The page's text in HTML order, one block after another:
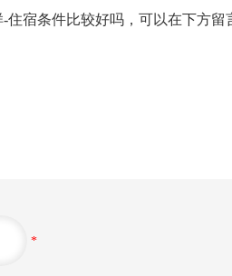
宿条件比较好吗，可以在下方留
*